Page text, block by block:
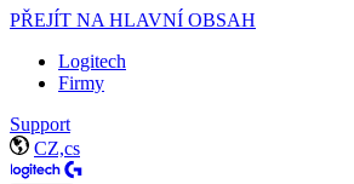
PŘEJÍT NA HLAVNÍ OBSAH
Logitech
Firmy
Support
CZ,cs